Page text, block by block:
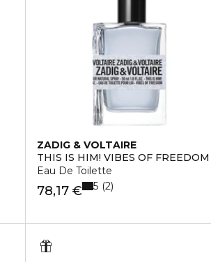
ZADIG & VOLTAIRE
THIS IS HIM! VIBES OF FREEDOM
Eau De Toilette
78,17 € 5 2